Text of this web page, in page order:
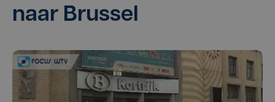
naar Brussel